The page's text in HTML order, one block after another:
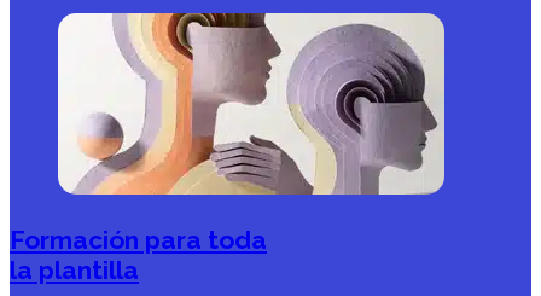
Formación para toda
la plantilla